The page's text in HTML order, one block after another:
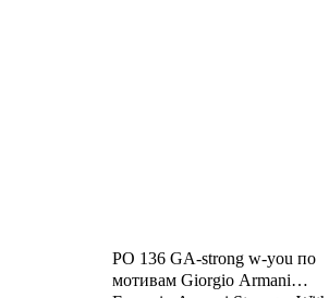
PO 136 GA-strong w-you по
мотивам Giorgio Armani